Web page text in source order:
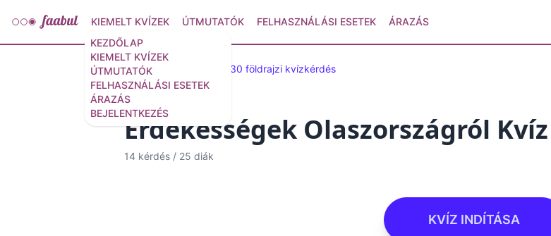
KEZDŐLAP
KIEMELT KVÍZEK
ÚTMUTATÓK
FELHASZNÁLÁSI ESETEK
ÁRAZÁS
BEJELENTKEZÉS
KIEMELT KVÍZEK ÚTMUTATÓK FELHASZNÁLÁSI ESETEK ÁRAZÁS
Kiválasztott kvízek 30 földrajzi kvízkérdés
Érdekességek Olaszországról Kvíz
14 kérdés / 25 diák
KVÍZ INDÍTÁSA